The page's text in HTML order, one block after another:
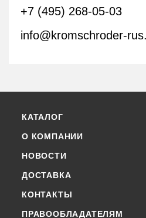
+7 (495) 268-05-03
info@kromschroder-
КАТАЛОГ
О КОМПАНИИ
НОВОСТИ
ДОСТАВКА
КОНТАКТЫ
ПРАВООБЛАДАТЕЛЯМ